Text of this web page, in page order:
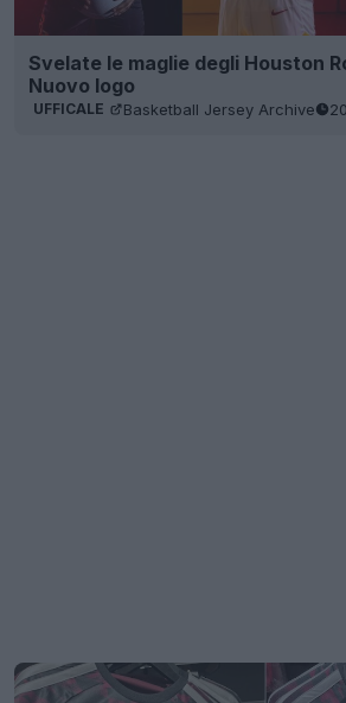
Svelate le maglie degli Houston
Nuovo logo
UFFICALE Basketball Jersey Archive